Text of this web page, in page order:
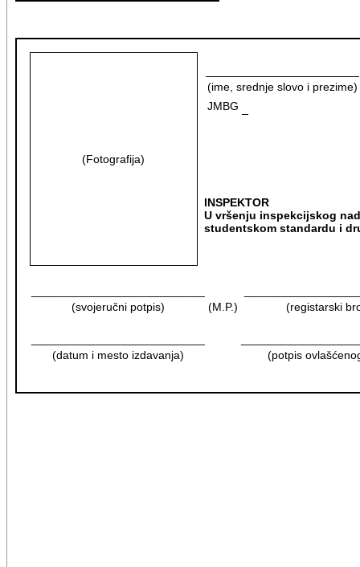
(Fotografija)
(ime, srednje slovo i prezime)
JMBG
INSPEKTOR
U vršenju inspekcijskog
studentskom standardu i
(svojeručni potpis)
(M.P.) (registarski
(datum i mesto izdavanja)
(potpis